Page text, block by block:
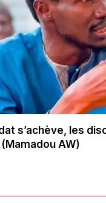
s’achève, les
AW)